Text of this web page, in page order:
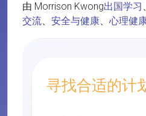
由 Morrison Kwong出国学习 、
交流、 安全与健康、 心理健
寻找合适的计